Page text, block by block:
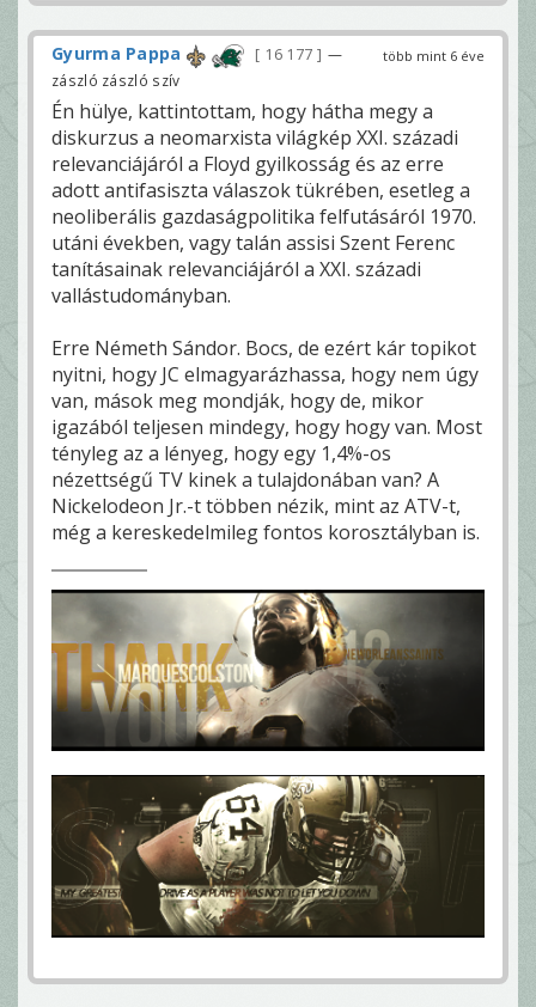
több mint 6 éve
Gyurma Pappa 16 177
—
zászló zászló szív
Én hülye, kattintottam, hogy hátha megy a
diskurzus a neomarxista világkép XXI. századi
relevanciájáról a Floyd gyilkosság és az erre
adott antifasiszta válaszok tükrében, esetleg a
neoliberális gazdaságpolitika felfutásáról 1970.
utáni években, vagy talán assisi Szent Ferenc
tanításainak relevanciájáról a XXI. századi
vallástudományban.
Erre Németh Sándor. Bocs, de ezért kár topikot
nyitni, hogy JC elmagyarázhassa, hogy nem úgy
van, mások meg mondják, hogy de, mikor
igazából teljesen mindegy, hogy hogy van. Most
tényleg az a lényeg, hogy egy 1,4%-os
nézettségű TV kinek a tulajdonában van? A
Nickelodeon Jr.-t többen nézik, mint az ATV-t,
még a kereskedelmileg fontos korosztályban is.